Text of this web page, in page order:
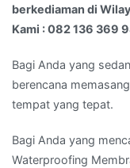
Kami
:
082
369
988.
berkediaman di
Kami : 082 136 369
Bagi Anda yang
berencana memasang
tempat yang tepat.
Bagi Anda yang
Waterproofing